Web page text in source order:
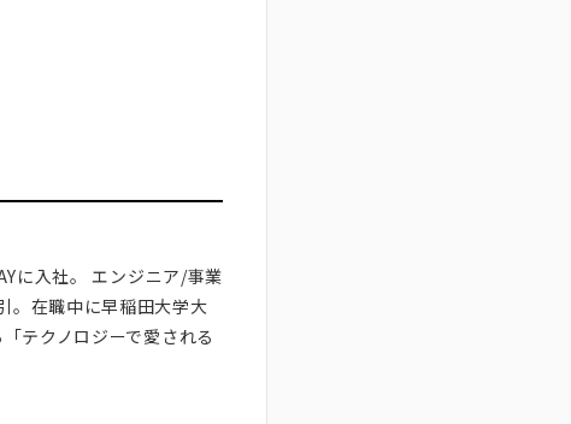
に入社。 エンジニア/事業
。在職中に早稲田大学大
テクノロジーで愛される